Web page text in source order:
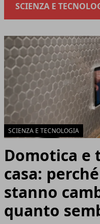
SCIENZA E
SCIENZA E TECNOLOGIA
Domotica e
casa:
stanno
quanto